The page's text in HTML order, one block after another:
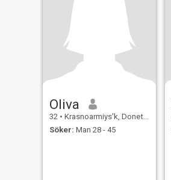
Oliva
32 • Krasnoarmiys'k, Donets'k, Ukraina
Söker: Man 28 - 45